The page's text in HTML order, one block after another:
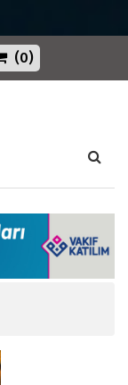
(0)